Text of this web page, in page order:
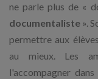
ne parle plus de «
documentaliste ».
permettre aux
au mieux. Les
l'accompagner